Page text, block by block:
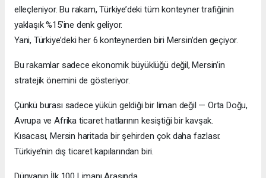
elleçleniyor. Bu rakam, Türkiye’deki tüm konteyner trafiğinin
yaklaşık %15’ine denk geliyor.
Yani, Türkiye’deki her 6 konteynerden biri Mersin’den geçiyor.
Bu rakamlar sadece ekonomik büyüklüğü değil, Mersin’in
stratejik önemini de gösteriyor.
Çünkü burası sadece yükün geldiği bir liman değil — Orta Doğu,
Avrupa ve Afrika ticaret hatlarının kesiştiği bir kavşak.
Kısacası, Mersin haritada bir şehirden çok daha fazlası:
Türkiye’nin dış ticaret kapılarından biri.